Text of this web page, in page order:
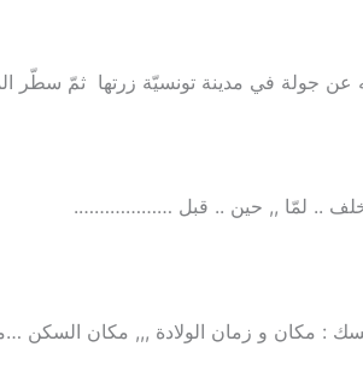
جولة في مدينة تونسيّة زرتها ثمّ سطّر
خلف .. لمّا ,, حين .. قبل ……………….
: مكان و زمان الولادة ,,, مكان السكن